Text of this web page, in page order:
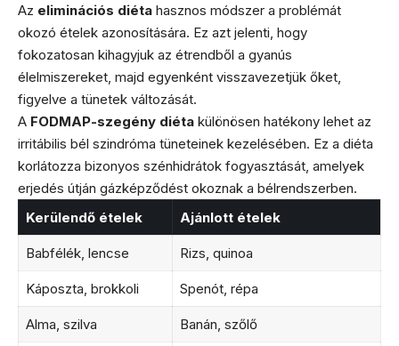
Az eliminációs diéta hasznos módszer a problémát
okozó ételek azonosítására. Ez azt jelenti, hogy
fokozatosan kihagyjuk az étrendből a gyanús
élelmiszereket, majd egyenként visszavezetjük őket,
figyelve a tünetek változását.
A FODMAP-szegény diéta különösen hatékony lehet az
irritábilis bél szindróma tüneteinek kezelésében. Ez a diéta
korlátozza bizonyos szénhidrátok fogyasztását, amelyek
erjedés útján gázképződést okoznak a bélrendszerben.
Kerülendő ételek
Ajánlott ételek
Babfélék, lencse Rizs, quinoa
Káposzta, brokkoli Spenót, répa
Alma, szilva Banán, szőlő